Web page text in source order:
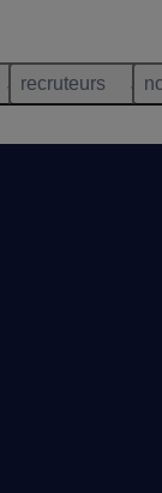
recruteurs